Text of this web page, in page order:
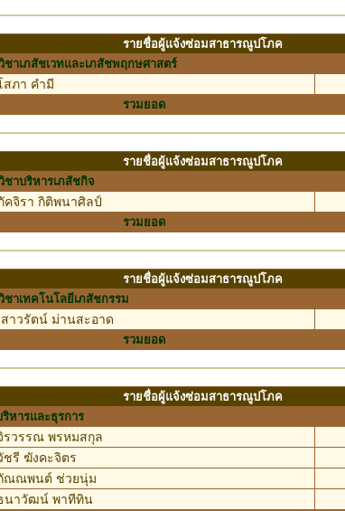
รายชื่อผู้แจ้งซ่อมสาธารณูปโภค
ชาเภสัชเวทและเภสัชพฤกษศาสตร์
สภา คำมี
รวมยอด
รายชื่อผู้แจ้งซ่อมสาธารณูปโภค
ชาบริหารเภสัชกิจ
คจิรา กิติพนาศิลป์
รวมยอด
รายชื่อผู้แจ้งซ่อมสาธารณูปโภค
ชาเทคโนโลยีเภสัชกรรม
สาวรัตน์ ม่านสะอาด
รวมยอด
รายชื่อผู้แจ้งซ่อมสาธารณูปโภค
ริหารและธุรการ
รวรรณ พรหมสกุล
ชรี ฆังคะจิตร
ณณพนต์ ช่วยนุ่ม
นาวัฒน์ พาทีทิน